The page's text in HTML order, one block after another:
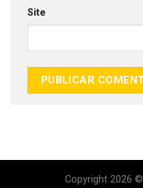
Site
Copyright 2026 ©